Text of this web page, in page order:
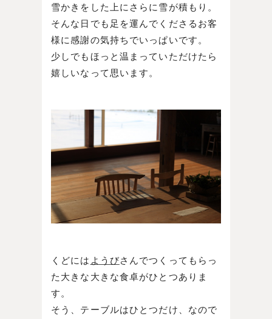
雪かきをした上にさらに雪が積もり。
そんな日でも足を運んでくださるお客
様に感謝の気持ちでいっぱいです。
少しでもほっと温まっていただけたら
嬉しいなって思います。
くどには ようびさんでつくってもらっ
た大きな大きな食卓がひとつありま
す。
そう、テーブルはひとつだけ、なので